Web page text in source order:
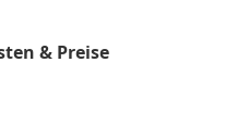
& Preise